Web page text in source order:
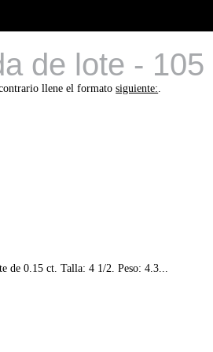
de lote - 105
contrario llene el formatosiguiente:.
de 0.15 ct. Talla: 4 1/2. Peso: 4.3...